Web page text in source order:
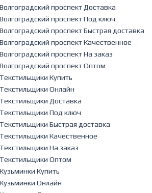
проспект Доставка
проспект Под ключ
проспект Быстрая доставка
проспект Качественное
проспект На заказ
проспект Оптом
Купить
Онлайн
Доставка
Под ключ
Быстрая доставка
Качественное
На заказ
Оптом
Купить
Онлайн